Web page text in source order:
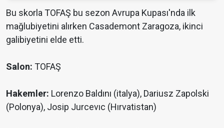
Bu skorla TOFAŞ bu sezon Avrupa Kupası'nda ilk
mağlubiyetini alırken Casademont Zaragoza, ikinci
galibiyetini elde etti.
Salon: TOFAŞ
Hakemler: Lorenzo Baldını (italya), Dariusz Zapolski
(Polonya), Josip Jurcevıc (Hırvatistan)